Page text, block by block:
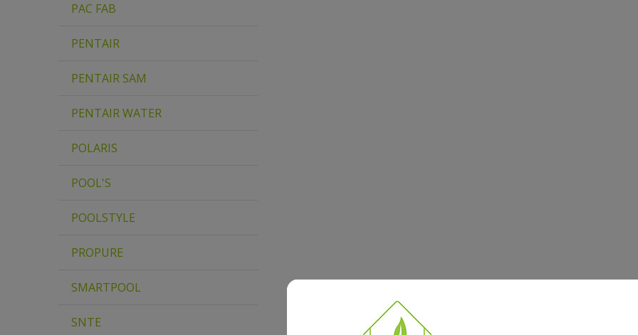
PAC FAB
PENTAIR
PENTAIR SAM
PENTAIR WATER
POLARIS
POOL'S
POOLSTYLE
PROPURE
SMARTPOOL
SNTE